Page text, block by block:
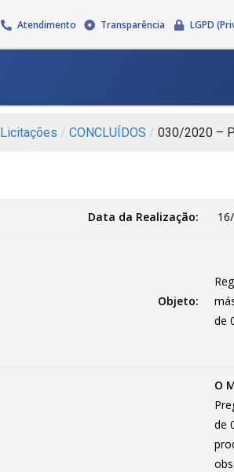
Atendimento Transparência LGPD
Licitações / CONCLUÍDOS / 030/2020 –
Data da Realização:
Objeto:
de
O
de